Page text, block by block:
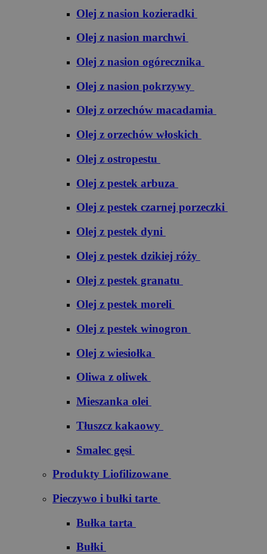
Olej z nasion kozieradki
Olej z nasion marchwi
Olej z nasion ogórecznika
Olej z nasion pokrzywy
Olej z orzechów macadamia
Olej z orzechów włoskich
Olej z ostropestu
Olej z pestek arbuza
Olej z pestek czarnej porzeczki
Olej z pestek dyni
Olej z pestek dzikiej róży
Olej z pestek granatu
Olej z pestek moreli
Olej z pestek winogron
Olej z wiesiołka
Oliwa z oliwek
Mieszanka olei
Tłuszcz kakaowy
Smalec gęsi
Produkty Liofilizowane
Pieczywo i bułki tarte
Bułka tarta
Bułki